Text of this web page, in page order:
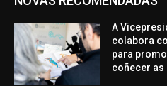
A
colabora
para
coñecer